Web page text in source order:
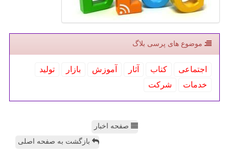
موضوع های پرسی بلاگ
اجتماعی كتاب آثار آموزش بازار
تولید
خدمات
شركت
صفحه اخبار
بازگشت به صفحه اصلی